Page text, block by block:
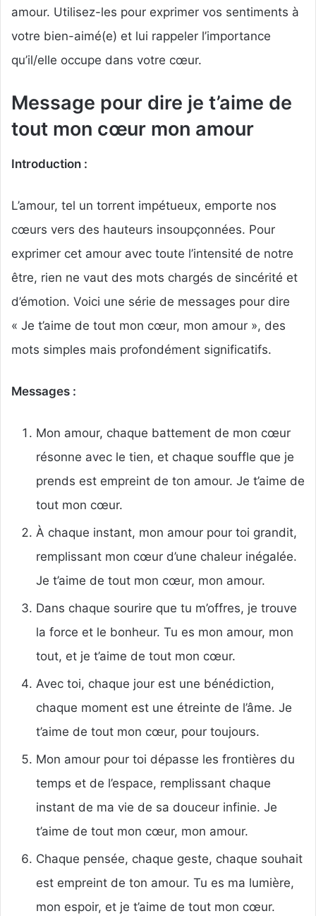
amour. Utilisez-les pour exprimer vos sentiments à
votre bien-aimé(e) et lui rappeler l’importance
qu’il/elle occupe dans votre cœur.
Message pour dire je t’aime de
tout mon cœur mon amour
Introduction :
L’amour, tel un torrent impétueux, emporte nos
cœurs vers des hauteurs insoupçonnées. Pour
exprimer cet amour avec toute l’intensité de notre
être, rien ne vaut des mots chargés de sincérité et
d’émotion. Voici une série de messages pour dire
« Je t’aime de tout mon cœur, mon amour », des
mots simples mais profondément significatifs.
Messages :
Mon amour, chaque battement de mon cœur
résonne avec le tien, et chaque souffle que je
prends est empreint de ton amour. Je t’aime de
tout mon cœur.
À chaque instant, mon amour pour toi grandit,
remplissant mon cœur d’une chaleur inégalée.
Je t’aime de tout mon cœur, mon amour.
Dans chaque sourire que tu m’offres, je trouve
la force et le bonheur. Tu es mon amour, mon
tout, et je t’aime de tout mon cœur.
Avec toi, chaque jour est une bénédiction,
chaque moment est une étreinte de l’âme. Je
t’aime de tout mon cœur, pour toujours.
Mon amour pour toi dépasse les frontières du
temps et de l’espace, remplissant chaque
instant de ma vie de sa douceur infinie. Je
t’aime de tout mon cœur, mon amour.
Chaque pensée, chaque geste, chaque souhait
est empreint de ton amour. Tu es ma lumière,
mon espoir, et je t’aime de tout mon cœur.